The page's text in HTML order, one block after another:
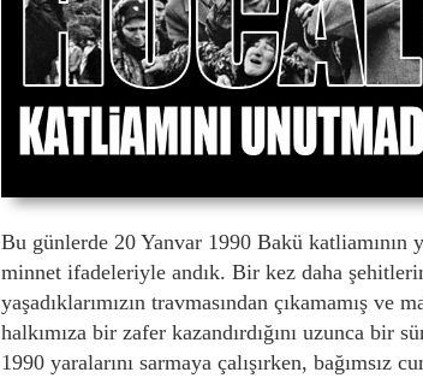
Bu günlerde 20 Yanvar 1990 Bakü katliamının
minnet ifadeleriyle andık. Bir kez daha
yaşadıklarımızın travmasından çıkamamış ve
halkımıza bir zafer kazandırdığını uzunca bir
1990 yaralarını sarmaya çalışırken,